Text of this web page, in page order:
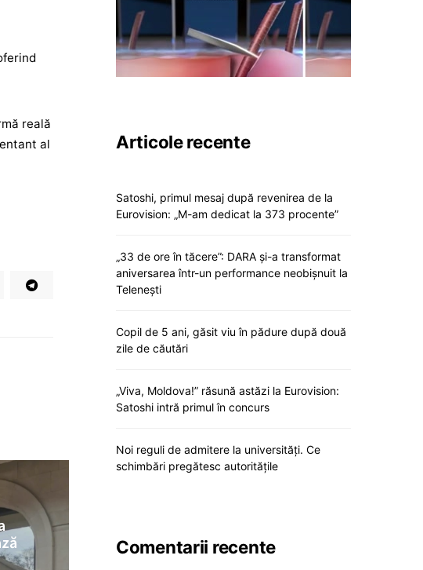
reală
al
Articole recente
Satoshi, primul mesaj după revenirea de la
Eurovision: „M-am dedicat la 373 procente”
„33 de ore în tăcere”: DARA și-a transformat
aniversarea într-un performance neobișnuit la
Telenești
Copil de 5 ani, găsit viu în pădure după două
zile de căutări
„Viva, Moldova!” răsună astăzi la Eurovision:
Satoshi intră primul în concurs
Noi reguli de admitere la universități. Ce
schimbări pregătesc autoritățile
Comentarii recente